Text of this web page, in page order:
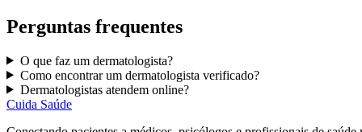
Perguntas frequentes
O que faz um dermatologista?
Como encontrar um dermatologista verificado?
Dermatologistasatendem online?
Cuida Saúde